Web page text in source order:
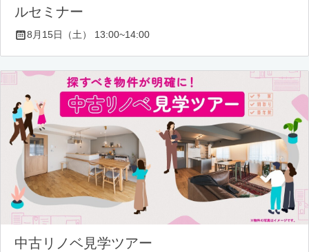
ルセミナー
8月15日（土） 13:00~14:00
中古リノベ見学ツアー